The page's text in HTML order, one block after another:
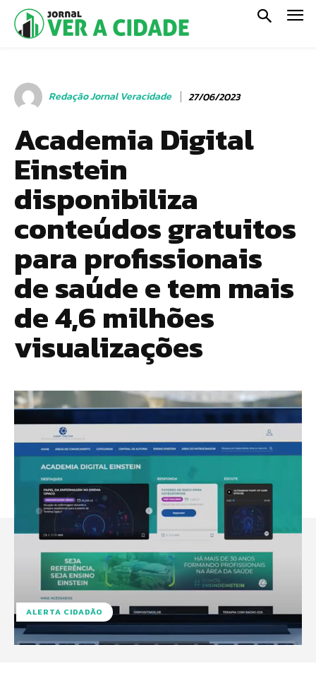
Redação Jornal Veracidade 27/06/2023
Academia Digital
Einstein
disponibiliza
conteúdos gratuitos
para profissionais
de saúde e tem mais
de 4,6 milhões
visualizações
ALERTA CIDADÃO